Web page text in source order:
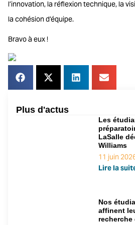
l’innovation, la réflexion technique, la
la cohésion d’équipe.
Bravo à eux !
Plus d'actus
Les
LaSalle
Williams
11 juin
Lire la
Nos
affinent
recherche